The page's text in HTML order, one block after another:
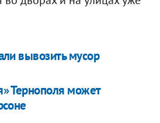
вывозить мусор
Тернополя может